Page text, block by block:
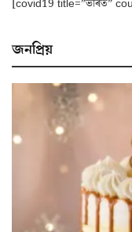
[covid19 title=”ভাৰত”
জনপ্ৰিয়